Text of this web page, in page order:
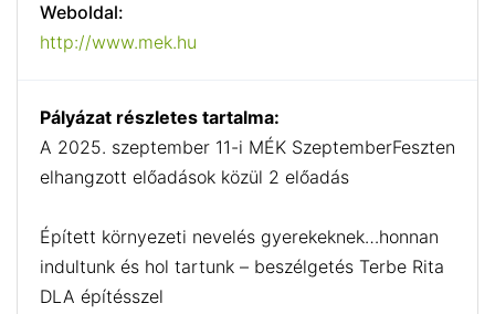
Weboldal:
http://www.mek.hu
Pályázat részletes tartalma:
A 2025. szeptember 11-i MÉK SzeptemberFeszten
elhangzott előadások közül 2 előadás
Épített környezeti nevelés gyerekeknek…honnan
indultunk és hol tartunk – beszélgetés Terbe Rita
DLA építésszel